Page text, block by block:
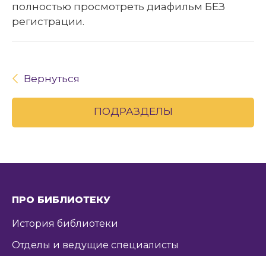
полностью просмотреть диафильм БЕЗ
регистрации.
Вернуться
ПОДРАЗДЕЛЫ
ПРО БИБЛИОТЕКУ
История библиотеки
Отделы и ведущие специалисты